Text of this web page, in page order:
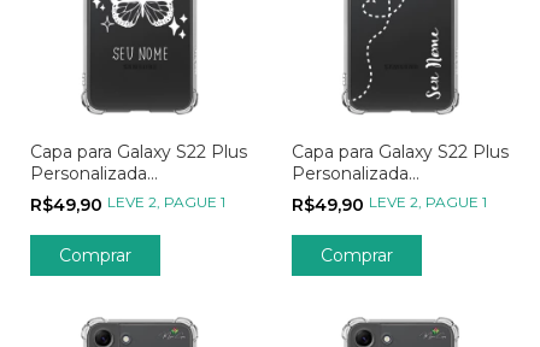
Capa para Galaxy S22 Plus
Personalizada
Minimalistas Butterfly
R$49,90 LEVE 2, PAGUE 1
Capa para Galaxy S22 Plus
Personalizada
Minimalistas Rota
Borboleta
R$49,90 LEVE 2, PAGUE 1